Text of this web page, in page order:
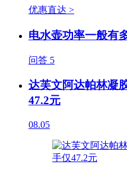
优惠直达 >
电水壶功率一般有
问答 5
达芙文阿达帕林凝
47.2元
08.05